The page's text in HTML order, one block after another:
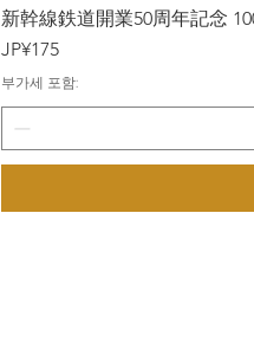
新幹線鉄道開業50周年記念
가격
JP¥175
부가세 포함: